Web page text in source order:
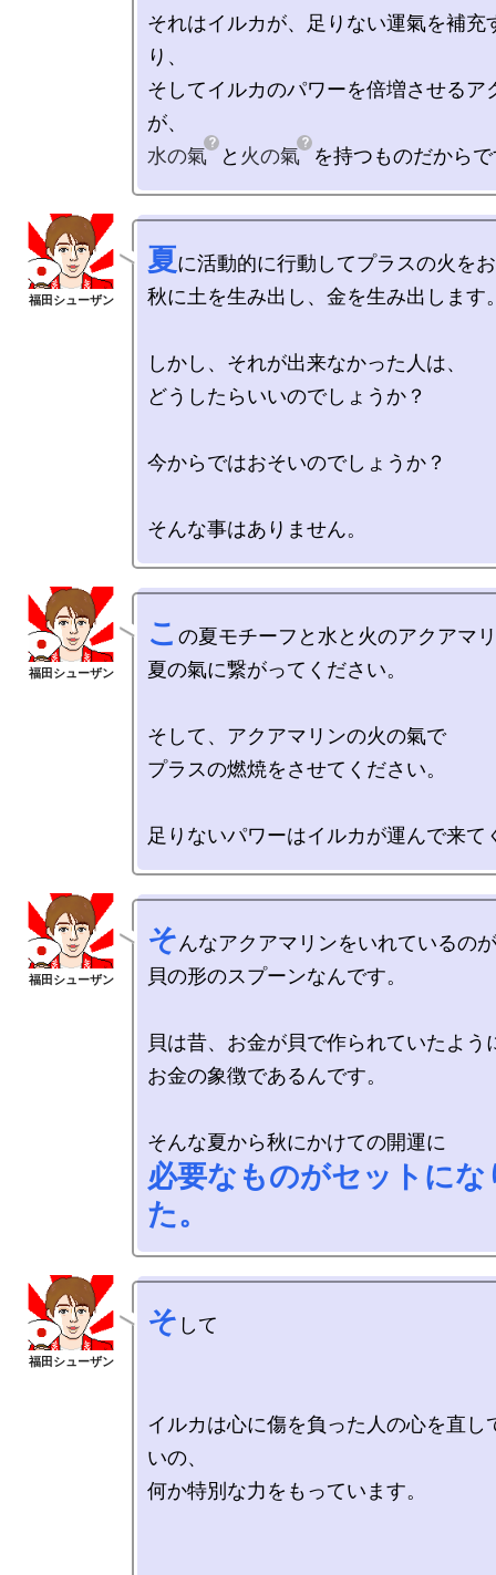
それはイルカが、足りない運氣を補充
り、
そしてイルカのパワーを倍増させるア
水の氣
と 火の氣
夏に活動的に行動してプラスの火を
秋に土を生み出し、金を生み出します
しかし、それが出来なかった人は、
どうしたらいいのでしょうか？
今からではおそいのでしょうか？
こ の夏モチーフと水と火のアクアマ
夏の氣に繋がってください。
そして、アクアマリンの火の氣で
プラスの燃焼をさせてください。
そんなアクアマリンをいれているの
貝の形のスプーンなんです。
貝は昔、お金が貝で作られていたよう
お金の象徴であるんです。
必要なものがセットにな
た。
そ して
イルカは心に傷を負った人の心を直し
いの、
何か特別な力をもっています。